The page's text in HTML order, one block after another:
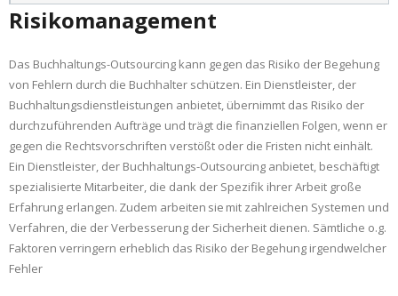
Risikomanagement
Das Buchhaltungs-Outsourcing kann gegen das Risiko der Begehung
von Fehlern durch die Buchhalter schützen. Ein Dienstleister, der
Buchhaltungsdienstleistungen anbietet, übernimmt das Risiko der
durchzuführenden Aufträge und trägt die finanziellen Folgen, wenn er
gegen die Rechtsvorschriften verstößt oder die Fristen nicht einhält.
Ein Dienstleister, der Buchhaltungs-Outsourcing anbietet, beschäftigt
spezialisierte Mitarbeiter, die dank der Spezifik ihrer Arbeit große
Erfahrung erlangen. Zudem arbeiten sie mit zahlreichen Systemen und
Verfahren, die der Verbesserung der Sicherheit dienen. Sämtliche o.g.
Faktoren verringern erheblich das Risiko der Begehung irgendwelcher
Fehler